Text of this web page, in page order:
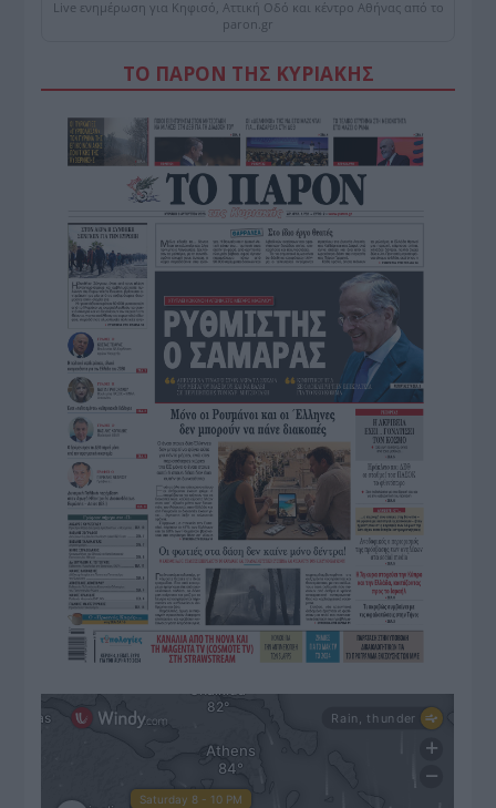
Live ενημέρωση για Κηφισό, Αττική Οδό και κέντρο Αθήνας από το
paron.gr
ΤΟ ΠΑΡΟΝ ΤΗΣ ΚΥΡΙΑΚΗΣ